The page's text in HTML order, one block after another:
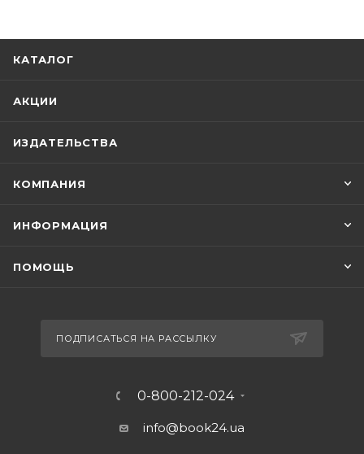
КАТАЛОГ
АКЦИИ
ИЗДАТЕЛЬСТВА
КОМПАНИЯ
ИНФОРМАЦИЯ
ПОМОЩЬ
ПОДПИСАТЬСЯ НА РАССЫЛКУ
0-800-212-024
info@book24.ua